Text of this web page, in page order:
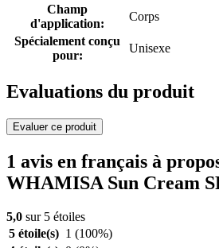
Champ
d'application:
Corps
Spécialement conçu
pour:
Unisexe
Evaluations du produit
Evaluer ce produit
1 avis en français à
WHAMISA Sun Cream
5,0 sur 5 étoiles
5 étoile(s) 1 (100%)